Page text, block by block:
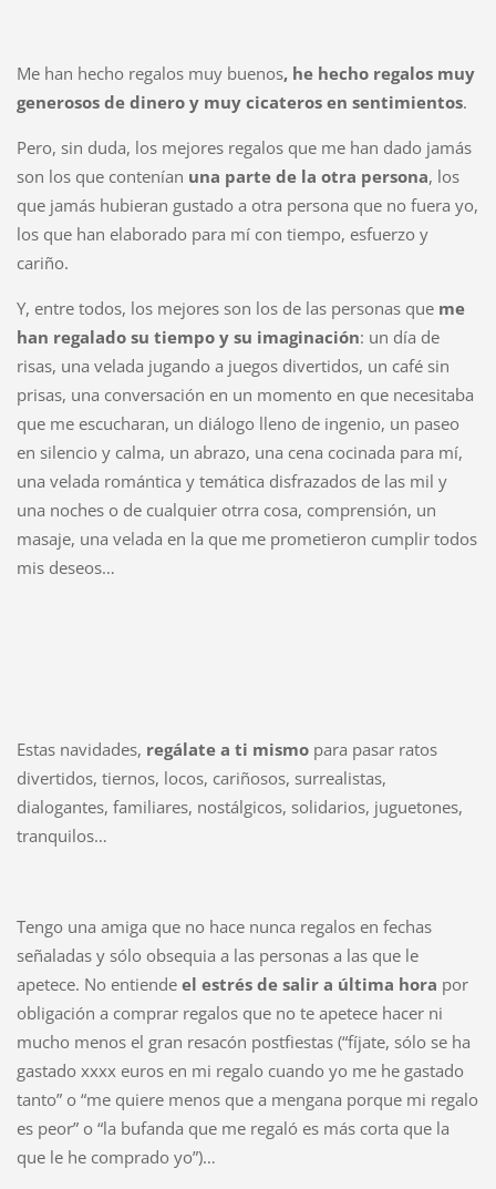
Me han hecho regalos muy buenos, he hecho regalos muy
generosos de dinero y muy cicateros en sentimientos.
Pero, sin duda, los mejores regalos que me han dado jamás
son los que contenían una parte de la otra persona, los
que jamás hubieran gustado a otra persona que no fuera yo,
los que han elaborado para mí con tiempo, esfuerzo y
cariño.
Y, entre todos, los mejores son los de las personas que me
han regalado su tiempo y su imaginación: un día de
risas, una velada jugando a juegos divertidos, un café sin
prisas, una conversación en un momento en que necesitaba
que me escucharan, un diálogo lleno de ingenio, un paseo
en silencio y calma, un abrazo, una cena cocinada para mí,
una velada romántica y temática disfrazados de las mil y
una noches o de cualquier otrra cosa, comprensión, un
masaje, una velada en la que me prometieron cumplir todos
mis deseos…
Estas navidades, regálate a ti mismopara pasar ratos
divertidos, tiernos, locos, cariñosos, surrealistas,
dialogantes, familiares, nostálgicos, solidarios, juguetones,
tranquilos…
Tengo una amiga que no hace nunca regalos en fechas
señaladas y sólo obsequia a las personas a las que le
apetece. No entiende el estrés de salir a última hora por
obligación a comprar regalos que no te apetece hacer ni
mucho menos el gran resacón postfiestas (“fíjate, sólo se ha
gastado xxxx euros en mi regalo cuando yo me he gastado
tanto” o “me quiere menos que a mengana porque mi regalo
es peor” o “la bufanda que me regaló es más corta que la
que le he comprado yo”)…